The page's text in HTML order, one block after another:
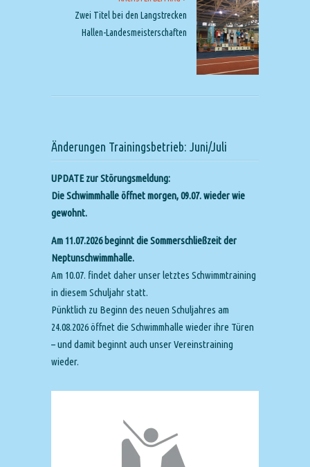
Zwei Titel bei den Langstrecken
Hallen-Landesmeisterschaften
Änderungen Trainingsbetrieb: Juni/Juli
UPDATE zur Störungsmeldung:
Die Schwimmhalle öffnet morgen, 09.07. wieder wie
gewohnt.
Am 11.07.2026 beginnt die Sommerschließzeit der
Neptunschwimmhalle.
Am 10.07. findet daher unser letztes Schwimmtraining
in diesem Schuljahr statt.
Pünktlich zu Beginn des neuen Schuljahres am
24.08.2026 öffnet die Schwimmhalle wieder ihre Türen
– und damit beginnt auch unser Vereinstraining
wieder.